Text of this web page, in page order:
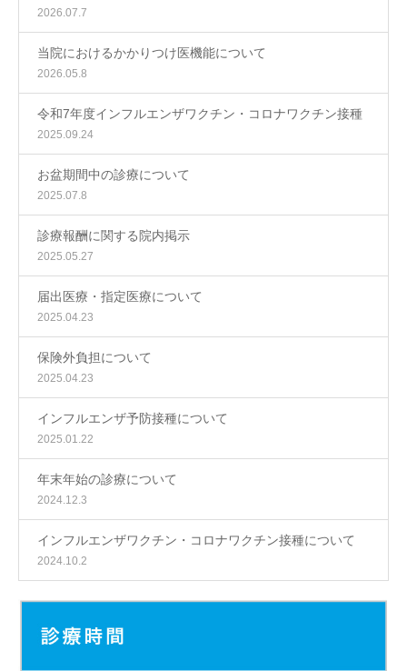
2026.07.7
当院におけるかかりつけ医機能について
2026.05.8
令和7年度インフルエンザワクチン・コロナワクチン接種
2025.09.24
お盆期間中の診療について
2025.07.8
診療報酬に関する院内掲示
2025.05.27
届出医療・指定医療について
2025.04.23
保険外負担について
2025.04.23
インフルエンザ予防接種について
2025.01.22
年末年始の診療について
2024.12.3
インフルエンザワクチン・コロナワクチン接種について
2024.10.2